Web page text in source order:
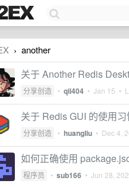
› another
关于 Another Redis
分享创造 • qii404 • Jan 15 •
关于 Redis GUI 的使用
分享创造 • huangliu • Dec 4,
如何正确使用
程序员 • sub166 • Jun 28,